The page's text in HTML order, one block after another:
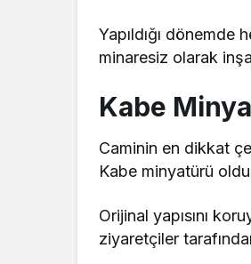
Yapıldığı
minaresiz olarak
Kabe
Caminin en dikkat
Kabe minyatürü
Orijinal yapısını
ziyaretçiler